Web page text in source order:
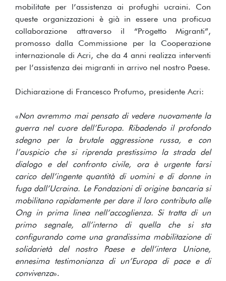
mobilitate per l’assistenza ai profughi ucraini. Con
queste organizzazioni è già in essere una proficua
collaborazione attraverso il “Progetto Migranti”,
promosso dalla Commissione per la Cooperazione
internazionale di Acri, che da 4 anni realizza interventi
per l’assistenza dei migranti in arrivo nel nostro Paese.
Dichiarazione di Francesco Profumo, presidente Acri:
«Non avremmo mai pensato di vedere nuovamente la
guerra nel cuore dell’Europa. Ribadendo il profondo
sdegno per la brutale aggressione russa, e con
l’auspicio che si riprenda prestissimo la strada del
dialogo e del confronto civile, ora è urgente farsi
carico dell’ingente quantità di uomini e di donne in
fuga dall’Ucraina. Le Fondazioni di origine bancaria si
mobilitano rapidamente per dare il loro contributo alle
Ong in prima linea nell’accoglienza. Si tratta di un
primo segnale, all’interno di quella che si sta
configurando come una grandissima mobilitazione di
solidarietà del nostro Paese e dell’intera Unione,
ennesima testimonianza di un’Europa di pace e di
convivenza».